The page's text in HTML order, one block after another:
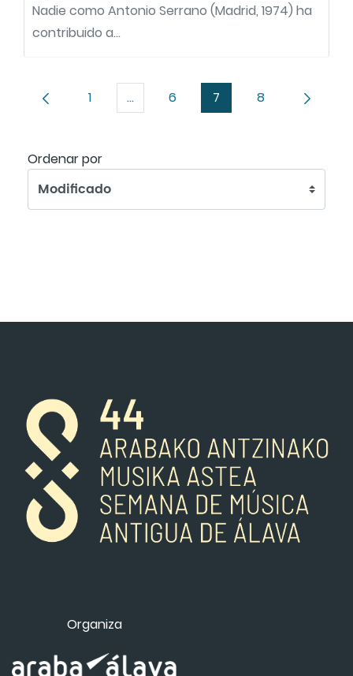
Nadie como Antonio Serrano (Madrid, 1974) ha
contribuido a...
Página
1 ...Páginas intermedias Use TAB para
Página
6 Página
7 Página
8
Ordenar por
Organiza